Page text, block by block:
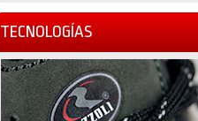
TECNOLOGÍAS